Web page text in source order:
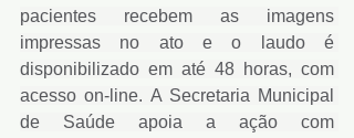
pacientes recebem as imagens
impressas no ato e o laudo é
disponibilizado em até 48 horas, com
acesso on-line. A Secretaria Municipal
de Saúde apoia a ação com